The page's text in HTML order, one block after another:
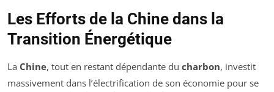
Les Efforts de la Chine dans la
Transition Énergétique
La Chine, tout en restant dépendante du charbon, investit
massivement dans l’électrification de son économie pour se